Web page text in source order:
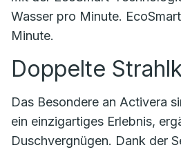
Wasser pro Minute.
Minute.
Doppelte
Das Besondere an Activera
ein einzigartiges Erlebnis,
Duschvergnügen. Dank der